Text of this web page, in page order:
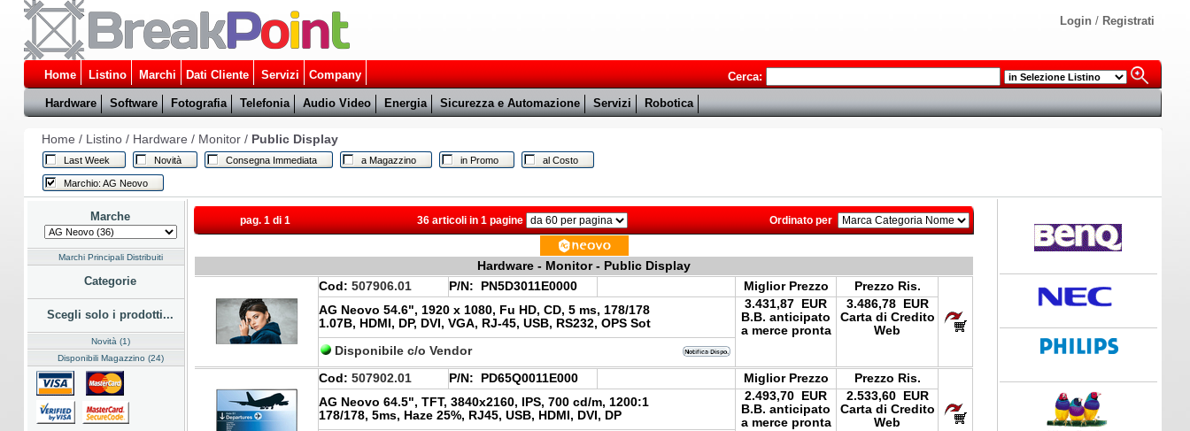
Login / Registrati
Home Listino Marchi Dati Cliente Servizi Company
Cerca:
Hardware
Software Fotografia Telefonia Audio Video Energia Sicurezza e Automazione Servizi Robotica
Home / Listino/ Hardware / Monitor/ Public Display
Last Week Novità Consegna Immediata a Magazzino in Promo al Costo
Marchio: AG Neovo
Marche
Marchi Principali Distribuiti
Categorie
Scegli solo i prodotti...
Novità (1)
Disponibili Magazzino (24)
pag. 1 di 1 36 articoli in 1 pagine Ordinato per
Hardware - Monitor - Public Display
Cod: 507906.01 P/N: PN5D3011E0000 Miglior Prezzo
Prezzo Ris.
AG Neovo 54.6", 1920 x 1080, Fu HD, CD, 5 ms, 178/178
1.07B, HDMI, DP, DVI, VGA, RJ-45, USB, RS232, OPS Sot
3.431,87 EUR
B.B. anticipato
a merce pronta
3.486,78 EUR
Carta di Credito
Web
Disponibile c/o Vendor
Cod: 507902.01 P/N: PD65Q0011E000 Miglior Prezzo
Prezzo Ris.
AG Neovo 64.5", TFT, 3840x2160, IPS, 700 cd/m, 1200:1
178/178, 5ms, Haze 25%, RJ45, USB, HDMI, DVI, DP
2.493,70 EUR
B.B. anticipato
a merce pronta
2.533,60 EUR
Carta di Credito
Web